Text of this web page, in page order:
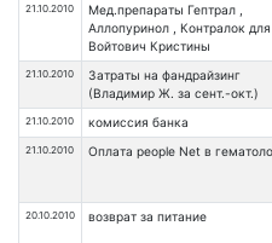
21.10.2010
Мед.препараты Гептрал ,
Аллопуринол , Контралок для
Войтович Кристины
21.10.2010
Затраты на фандрайзинг
(Владимир Ж. за сент.-окт.)
21.10.2010 комиссия банка
21.10.2010 Оплата people Net в
20.10.2010 возврат за питание